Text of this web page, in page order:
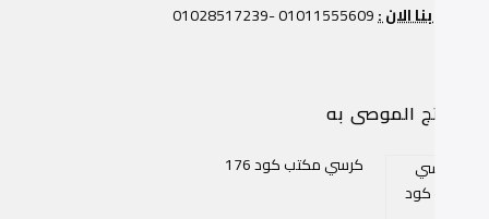
بنا الان :01011555609 -01028517239
الموصى به
كرسي مكتب كود 176